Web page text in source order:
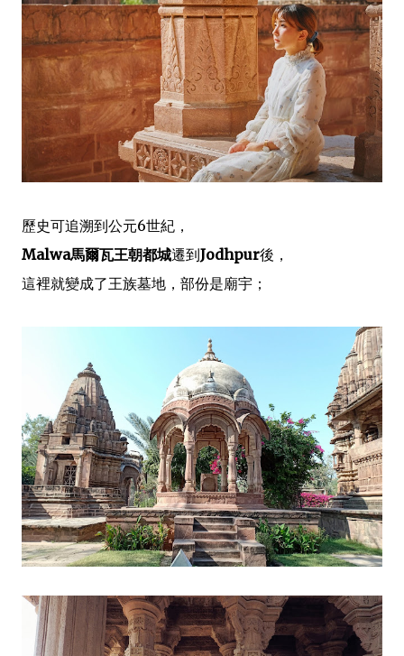
歷史可追溯到公元6世紀，
Malwa馬爾瓦王朝都城遷到Jodhpur後，
這裡就變成了王族墓地，部份是廟宇；